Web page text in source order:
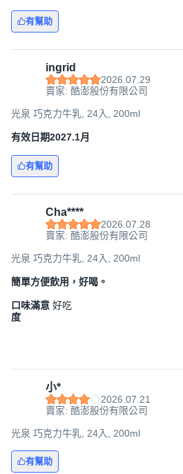
有幫助
ingrid
2026.07.29
賣家: 酷澎股份有限公司
光泉 巧克力牛乳, 24入, 200ml
有效日期2027.1月
有幫助
Cha****
2026.07.28
賣家: 酷澎股份有限公司
光泉 巧克力牛乳, 24入, 200ml
簡單方便飲用，好喝。
口味滿意
度
好吃
小*
2026.07.21
賣家: 酷澎股份有限公司
光泉 巧克力牛乳, 24入, 200ml
有幫助